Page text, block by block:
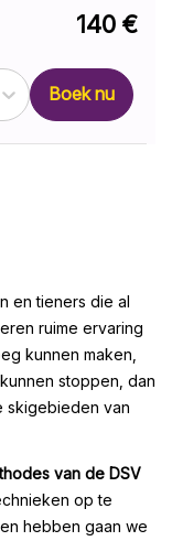
140 €
Boek nu
en tieners die al
ruime ervaring
kunnen maken,
stoppen, dan
skigebieden van
van de DSV
op te
hebben gaan we